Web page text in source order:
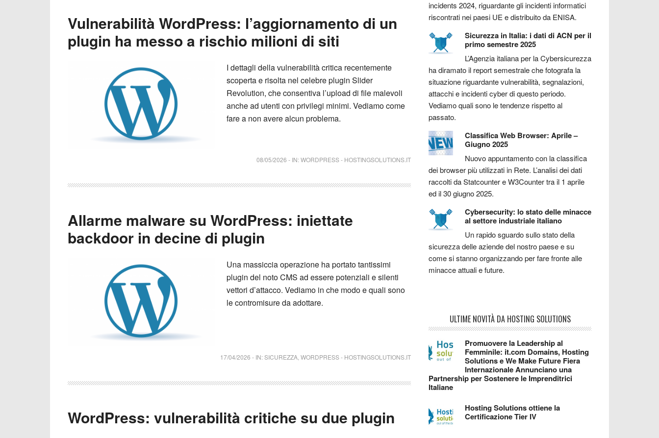
Vulnerabilità WordPress: l’aggiornamento di un
plugin ha messo a rischio milioni di siti
I dettagli della vulnerabilità critica recentemente
scoperta e risolta nel celebre plugin Slider
Revolution, che consentiva l’upload di file malevoli
anche ad utenti con privilegi minimi. Vediamo come
fare a non avere alcun problema.
08/05/2026 - IN:WORDPRESS- HOSTINGSOLUTIONS.IT
Allarme malware su WordPress: iniettate
backdoor in decine di plugin
Una massiccia operazione ha portato tantissimi
plugin del noto CMS ad essere potenziali e silenti
vettori d’attacco. Vediamo in che modo e quali sono
le contromisure da adottare.
17/04/2026 - IN:SICUREZZA WORDPRESS- HOSTINGSOLUTIONS.IT
WordPress: vulnerabilità critiche su due plugin
incidents 2024, riguardante gli incidenti informatici
riscontrati nei paesi UE e distribuito da ENISA.
Sicurezza in Italia: i dati di ACN per il
primo semestre 2025
L’Agenzia italiana per la Cybersicurezza
ha diramato il report semestrale che fotografa la
situazione riguardante vulnerabilità, segnalazioni,
attacchi e incidenti cyber di questo periodo.
Vediamo quali sono le tendenze rispetto al
passato.
Classifica Web Browser: Aprile –
Giugno 2025
Nuovo appuntamento con la classifica
dei browser più utilizzati in Rete. L’analisi dei dati
raccolti da Statcounter e W3Counter tra il 1 aprile
ed il 30 giugno 2025.
Cybersecurity: lo stato delle minacce
al settore industriale italiano
Un rapido sguardo sullo stato della
sicurezza delle aziende del nostro paese e su
come si stanno organizzando per fare fronte alle
minacce attuali e future.
ULTIME NOVITÀ DA HOSTING SOLUTIONS
Promuovere la Leadership al
Femminile: it.com Domains, Hosting
Solutions e We Make Future Fiera
Internazionale Annunciano una
Partnership per Sostenere le Imprenditrici
Italiane
Hosting Solutions ottiene la
Certificazione Tier IV